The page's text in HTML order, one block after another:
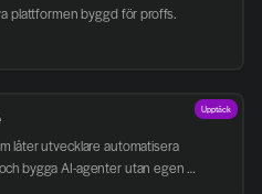
plattformen byggd för proffs.
låter utvecklare automatisera
bygga AI-agenter utan egen
Upptäck